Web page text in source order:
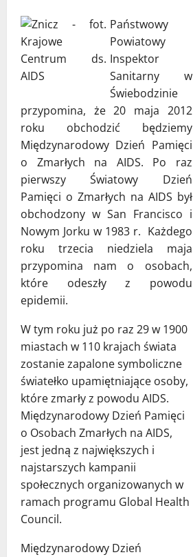
Państwowy
Powiatowy
Inspektor
Sanitarny w
Świebodzinie
przypomina, że 20 maja 2012
roku obchodzić będziemy
Międzynarodowy Dzień Pamięci
o Zmarłych na AIDS. Po raz
pierwszy Światowy Dzień
Pamięci o Zmarłych na AIDS był
obchodzony w San Francisco i
Nowym Jorku w 1983 r. Każdego
roku trzecia niedziela maja
przypomina nam o osobach,
które odeszły z powodu
epidemii.
W tym roku już po raz 29 w 1900
miastach w 110 krajach świata
zostanie zapalone symboliczne
światełko upamiętniające osoby,
które zmarły z powodu AIDS.
Międzynarodowy Dzień Pamięci
o Osobach Zmarłych na AIDS,
jest jedną z największych i
najstarszych kampanii
społecznych organizowanych w
ramach programu Global Health
Council.
Międzynarodowy Dzień